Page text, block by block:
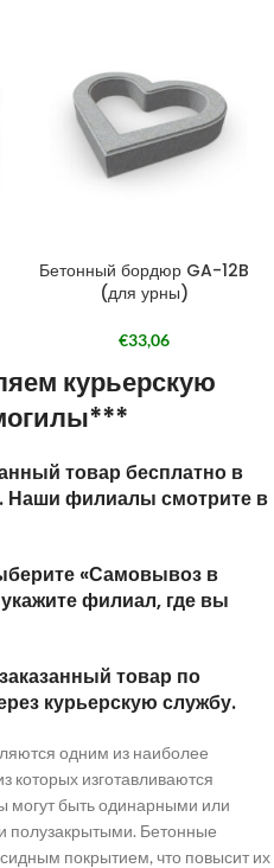
Бетонный бордюр GA-12B
(для урны)
€33,06
курьерскую
товар бесплатно в
Наши филиалы смотрите в
«Самовывоз в
филиал, где вы
товар по
курьерскую службу.
одним из наиболее
которых изготавливаются
могут быть одинарными или
полузакрытыми. Бетонные
покрытием, что повысит их